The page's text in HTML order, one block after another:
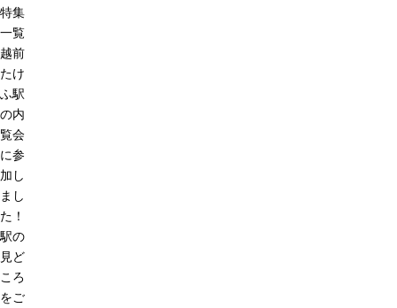
特集
一覧
越前
たけ
ふ駅
の内
覧会
に参
加し
まし
た！
駅の
見ど
ころ
をご